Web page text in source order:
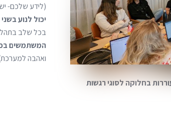
בחלוקה לסוגי רגשות
(לידע שלכם-
יכול לנוע
בכל שלב
המשתמשים
ואהבה